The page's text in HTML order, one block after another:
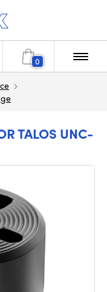
0
TALOS UNC-